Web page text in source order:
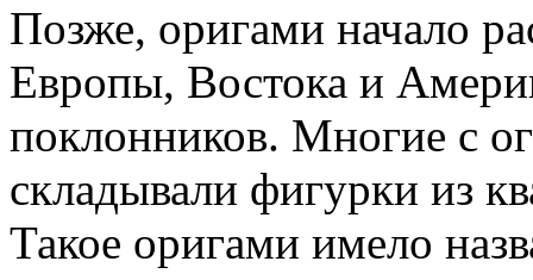
Позже, оригами начало
Европы, Востока и
поклонников. Многие с
складывали фигурки из
Такое оригами имело